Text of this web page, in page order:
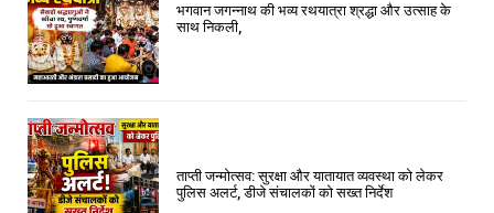
भगवान जगन्नाथ की भव्य रथयात्रा श्रद्धा और उत्साह के
साथ निकली,
ताप्ती जन्मोत्सव: सुरक्षा और यातायात व्यवस्था को लेकर
पुलिस अलर्ट, डीजे संचालकों को सख्त निर्देश